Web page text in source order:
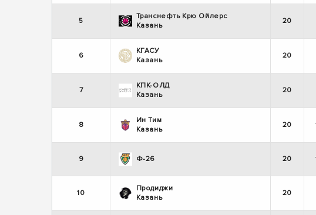
5
Транснефть Крю Ойлерс
Казань
20
6
КГАСУ
Казань
20
7
КПК-ОЛД
Казань
20
8
Ин Тим
Казань
20
9 Ф-26 20
10
Продиджи
Казань
20